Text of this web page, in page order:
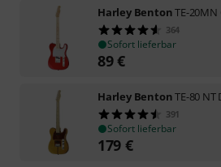
Harley BentonTE-20MN
364
Sofort lieferbar
89€
Harley BentonTE-80 NT
391
Sofort lieferbar
179 €